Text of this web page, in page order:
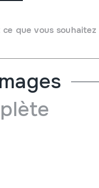
ce que vous